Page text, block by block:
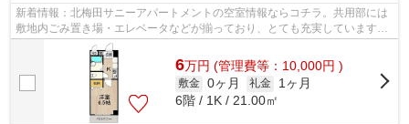
新着情報：北梅田サニーアパートメントの空室情報ならコチラ。共用部には
敷地内ごみ置き場・エレベータなどが揃っており、とても充実しています。
魅力的で眺望良好な場所です。こちら...
6万円 (管理費等：10,000円 )
敷金 0ヶ月 礼金
1ヶ月
6階 / 1K / 21.00㎡